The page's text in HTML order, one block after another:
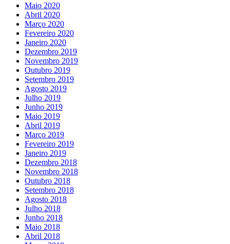
Maio 2020
Abril 2020
Março 2020
Fevereiro 2020
Janeiro 2020
Dezembro 2019
Novembro 2019
Outubro 2019
Setembro 2019
Agosto 2019
Julho 2019
Junho 2019
Maio 2019
Abril 2019
Março 2019
Fevereiro 2019
Janeiro 2019
Dezembro 2018
Novembro 2018
Outubro 2018
Setembro 2018
Agosto 2018
Julho 2018
Junho 2018
Maio 2018
Abril 2018